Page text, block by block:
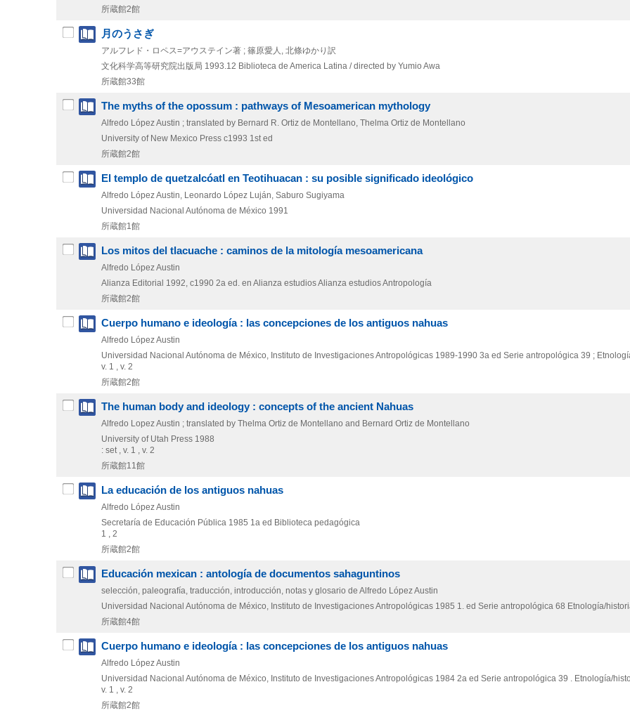
所蔵館2館
月のうさぎ
アルフレド・ロペス=アウステイン著 ; 篠原愛人, 北條ゆかり訳
文化科学高等研究院出版局 1993.12 Biblioteca de America Latina / directed by Yumio Awa
所蔵館33館
The myths of the opossum : pathways of Mesoamerican mythology
Alfredo López Austin ; translated by Bernard R. Ortiz de Montellano, Thelma Ortiz de Montellano
University of New Mexico Press c1993 1st ed
所蔵館2館
El templo de quetzalcóatl en Teotihuacan : su posible significado ideológico
Alfredo López Austin, Leonardo López Luján, Saburo Sugiyama
Universidad Nacional Autónoma de México 1991
所蔵館1館
Los mitos del tlacuache : caminos de la mitología mesoamericana
Alfredo López Austin
Alianza Editorial 1992, c1990 2a ed. en Alianza estudiosAlianza estudios Antropología
所蔵館2館
Cuerpo humano e ideología : las concepciones de los antiguos nahuas
Alfredo López Austin
Universidad Nacional Autónoma de México, Instituto de Investigaciones Antropológicas 1989-1990 3a ed Serie antropológica 39 ;
v. 1 , v. 2
所蔵館2館
The human body and ideology : concepts of the ancient Nahuas
Alfredo Lopez Austin ; translated by Thelma Ortiz de Montellano and Bernard Ortiz de Montellano
University of Utah Press 1988
: set , v. 1 , v. 2
所蔵館11館
La educación de los antiguos nahuas
Alfredo López Austin
Secretaría de Educación Pública 1985 1a ed Biblioteca pedagógica
1 , 2
所蔵館2館
Educación mexican : antología de documentos sahaguntinos
selección, paleografía, traducción, introducción, notas y glosario de Alfredo López Austin
Universidad Nacional Autónoma de México, Instituto de Investigaciones Antropológicas 1985 1. ed Serie antropológica 68 Etnología/
所蔵館4館
Cuerpo humano e ideología : las concepciones de los antiguos nahuas
Alfredo López Austin
Universidad Nacional Autónoma de México, Instituto de Investigaciones Antropológicas 1984 2a ed Serie antropológica 39 . Etnología/
v. 1 , v. 2
所蔵館2館